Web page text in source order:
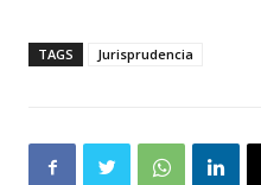
TAGS Jurisprudencia